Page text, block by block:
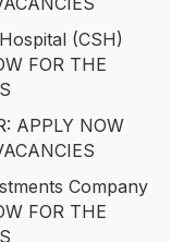
(CSH)
FOR THE
APPLY NOW
Company
FOR THE